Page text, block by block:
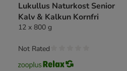
Lukullus Naturkost Senior
Kalv & Kalkun Kornfri
12 x 800 g
Not Rated